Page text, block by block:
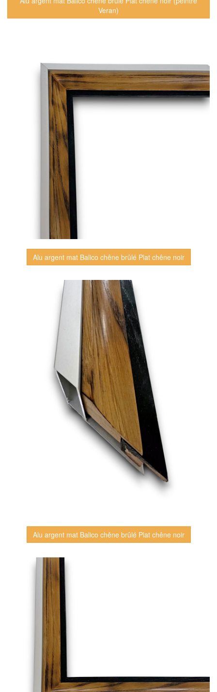
Veran)
Alu argent mat Balico chêne brûlé Plat chêne noir
Alu argent mat Balico chêne brûlé Plat chêne noir